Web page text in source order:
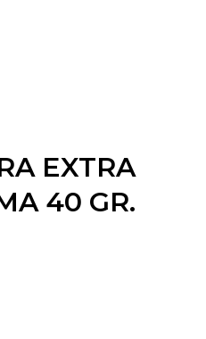
EXTRA
40 GR.